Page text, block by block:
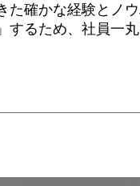
た確かな経験とノ
するため、社員一